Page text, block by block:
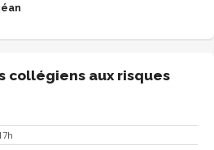
collégiens aux risques